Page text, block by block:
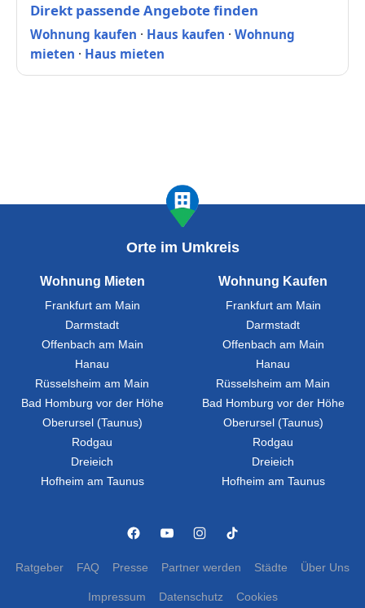
Direkt passende Angebote finden
Wohnung kaufen · Haus kaufen · Wohnung
mieten · Haus mieten
Orte im Umkreis
Wohnung Mieten
Frankfurt am Main
Darmstadt
Offenbach am Main
Hanau
Rüsselsheim am Main
Bad Homburg vor der Höhe
Oberursel (Taunus)
Rodgau
Dreieich
Hofheim am Taunus
Wohnung Kaufen
Frankfurt am Main
Darmstadt
Offenbach am Main
Hanau
Rüsselsheim am Main
Bad Homburg vor der Höhe
Oberursel (Taunus)
Rodgau
Dreieich
Hofheim am Taunus
Ratgeber FAQ Presse Partner werden Städte Über Uns
Impressum Datenschutz Cookies